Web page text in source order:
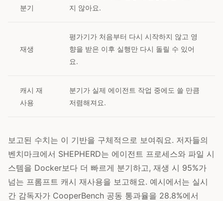
분기
지 않아요.
재생
평가기가 처음부터 다시 시작하지 않고 영
향을 받은 이후 실행만 다시 돌릴 수 있어
요.
캐시 재
사용
분기가 실제 에이전트 작업 중에도 쓸 만큼
저렴해져요.
보고된 수치는 이 기반을 구체적으로 보여줘요. 저자들의
벤치마크에서 SHEPHERD는 에이전트 프로세스와 파일 시
스템을 Docker보다 더 빠르게 분기하고, 재생 시 95%가
넘는 프롬프트 캐시 재사용을 보고해요. 예시에서는 실시
간 감독자가 CooperBench 공동 통과율을 28.8%에서